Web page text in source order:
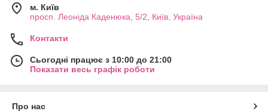
м. Київ
просп. Леоніда Каденюка, 5/2, Київ, Україна
Контакти
Сьогодні працює з 10:00 до 21:00
Показати весь графік роботи
Про нас